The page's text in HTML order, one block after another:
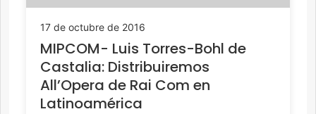
17 de octubre de 2016
MIPCOM- Luis Torres-Bohl de
Castalia: Distribuiremos
All’Opera de Rai Com en
Latinoamérica